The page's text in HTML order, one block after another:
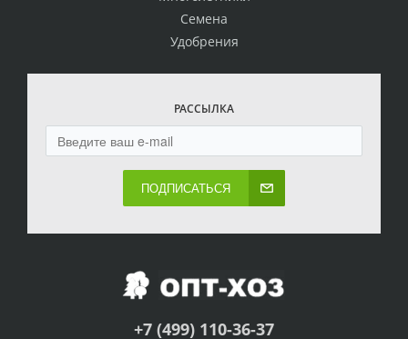
Семена
Удобрения
РАССЫЛКА
ПОДПИСАТЬСЯ
+7 (499) 110-36-37